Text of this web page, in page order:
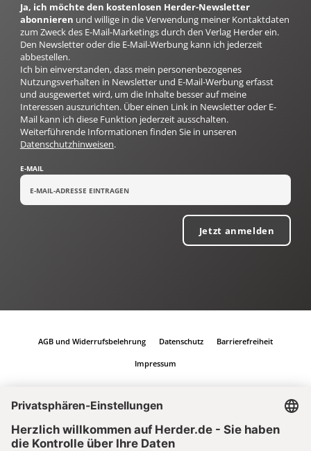
Ja, ich möchte den kostenlosen Herder-Newsletter
abonnieren und willige in die Verwendung meiner Kontaktdaten
zum Zweck des E-Mail-Marketings durch den Verlag Herder ein.
Den Newsletter oder die E-Mail-Werbung kann ich jederzeit
abbestellen.
Ich bin einverstanden, dass mein personenbezogenes
Nutzungsverhalten in Newsletter und E-Mail-Werbung erfasst
und ausgewertet wird, um die Inhalte besser auf meine
Interessen auszurichten. Über einen Link in Newsletter oder E-
Mail kann ich diese Funktion jederzeit ausschalten.
Weiterführende Informationen finden Sie in unseren
Datenschutzhinweisen.
E-MAIL
Jetzt anmelden
AGB und Widerrufsbelehrung Datenschutz Barrierefreiheit
Impressum
Vertrag widerrufen